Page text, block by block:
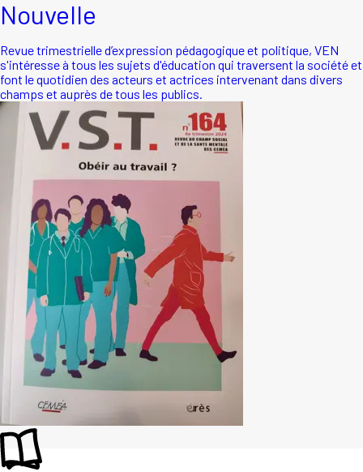
Nouvelle
Revue trimestrielle d’expression pédagogique et politique, VEN
s'intéresse à tous les sujets d'éducation qui traversent la société et
font le quotidien des acteurs et actrices intervenant dans divers
champs et auprès de tous les publics.